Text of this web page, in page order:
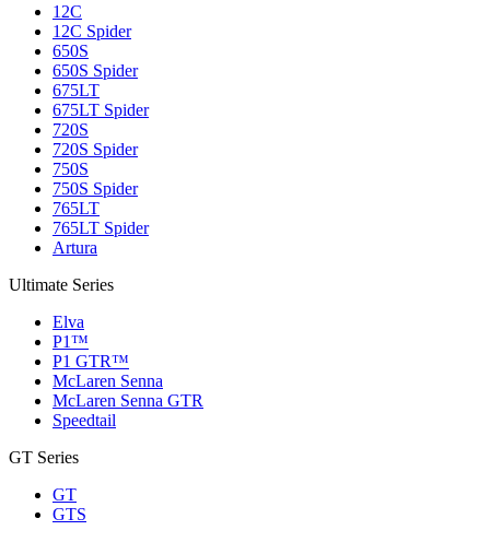
12C
12C Spider
650S
650S Spider
675LT
675LT Spider
720S
720S Spider
750S
750S Spider
765LT
765LT Spider
Artura
Ultimate Series
Elva
P1™
P1 GTR™
McLaren Senna
McLaren Senna GTR
Speedtail
GT Series
GT
GTS